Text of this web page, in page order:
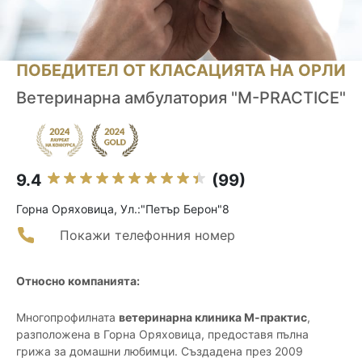
ПОБЕДИТЕЛ ОТ КЛАСАЦИЯТА НА ОРЛИ
Ветеринарна амбулатория "M-PRACTICE"
9.4 (99)
Горна Оряховица, Ул.:"Петър Берон"8
Покажи телефонния номер
Относно компанията:
Многопрофилната ветеринарна клиника М-практис,
разположена в Горна Оряховица, предоставя пълна
грижа за домашни любимци. Създадена през 2009